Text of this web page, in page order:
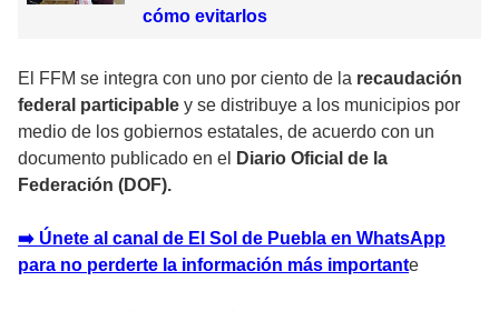
cómo evitarlos
El FFM se integra con uno por ciento de la recaudación
federal participable y se distribuye a los municipios por
medio de los gobiernos estatales, de acuerdo con un
documento publicado en el
Diario Oficial de la
Federación (DOF).
➡️ Únete al canal de El Sol de Puebla en WhatsApp
para no perderte la información más importante